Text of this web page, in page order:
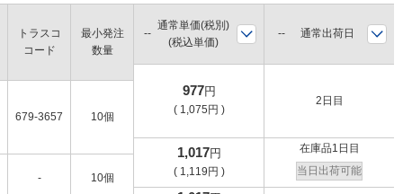
トラスコ
コード
最小発注
数量
679-3657 10個
- 10個
通常単価(税別)
(税込単価)
通常出荷日
977円
( 1,075円 )
2日目
1,017円
( 1,119円 )
在庫品1日目
当日出荷可能